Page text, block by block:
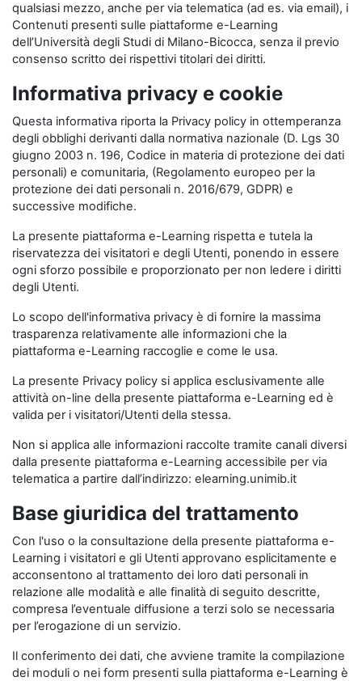
qualsiasi mezzo, anche per via telematica (ad es. via email), i
Contenuti presenti sulle piattaforme e-Learning
dell’Università degli Studi di Milano-Bicocca, senza il previo
consenso scritto dei rispettivi titolari dei diritti.
Informativa privacy e cookie
Questa informativa riporta la Privacy policy in ottemperanza
degli obblighi derivanti dalla normativa nazionale (D. Lgs 30
giugno 2003 n. 196, Codice in materia di protezione dei dati
personali) e comunitaria, (Regolamento europeo per la
protezione dei dati personali n. 2016/679, GDPR) e
successive modifiche.
La presente piattaforma e-Learning rispetta e tutela la
riservatezza dei visitatori e degli Utenti, ponendo in essere
ogni sforzo possibile e proporzionato per non ledere i diritti
degli Utenti.
Lo scopo dell'informativa privacy è di fornire la massima
trasparenza relativamente alle informazioni che la
piattaforma e-Learning raccoglie e come le usa.
La presente Privacy policy si applica esclusivamente alle
attività on-line della presente piattaforma e-Learning ed è
valida per i visitatori/Utenti della stessa.
Non si applica alle informazioni raccolte tramite canali diversi
dalla presente piattaforma e-Learning accessibile per via
telematica a partire dall’indirizzo: elearning.unimib.it
Base giuridica del trattamento
Con l'uso o la consultazione della presente piattaforma e-
Learning i visitatori e gli Utenti approvano esplicitamente e
acconsentono al trattamento dei loro dati personali in
relazione alle modalità e alle finalità di seguito descritte,
compresa l’eventuale diffusione a terzi solo se necessaria
per l’erogazione di un servizio.
Il conferimento dei dati, che avviene tramite la compilazione
dei moduli o nei form presenti sulla piattaforma e-Learning è